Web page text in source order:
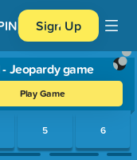
Sign Up
Jeopardy game
Play Game
Press Enter or
5 6